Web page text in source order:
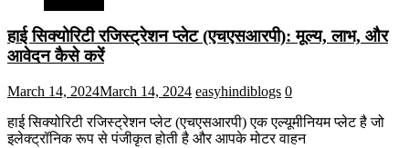
हाई सिक्योरिटी रजिस्ट्रेशन प्लेट (एचएसआरपी): मूल्य, लाभ, और
आवेदन कैसे करें
March 14, 2024March 14, 2024 easyhindiblogs 0
हाई सिक्योरिटी रजिस्ट्रेशन प्लेट (एचएसआरपी) एक एल्यूमीनियम प्लेट है जो
इलेक्ट्रॉनिक रूप से पंजीकृत होती है और आपके मोटर वाहन